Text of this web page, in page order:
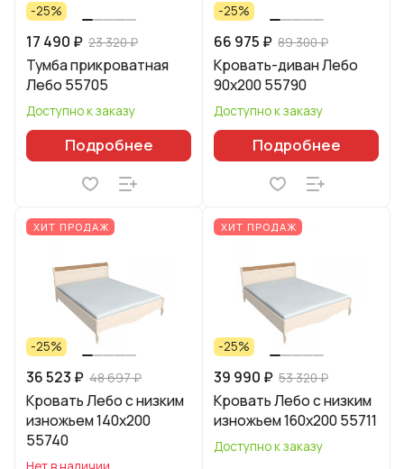
-25%
17 490 ₽ 23 320 ₽
Тумба прикроватная
Лебо 55705
Доступно к заказу
Подробнее
-25%
66 975 ₽ 89 300 ₽
Кровать-диван Лебо
90х200 55790
Доступно к заказу
Подробнее
ХИТ ПРОДАЖ
-25%
36 523 ₽ 48 697 ₽
Кровать Лебо с низким
изножьем 140х200
55740
ХИТ ПРОДАЖ
-25%
39 990 ₽ 53 320 ₽
Кровать Лебо с низким
изножьем 160х200 55711
Доступно к заказу